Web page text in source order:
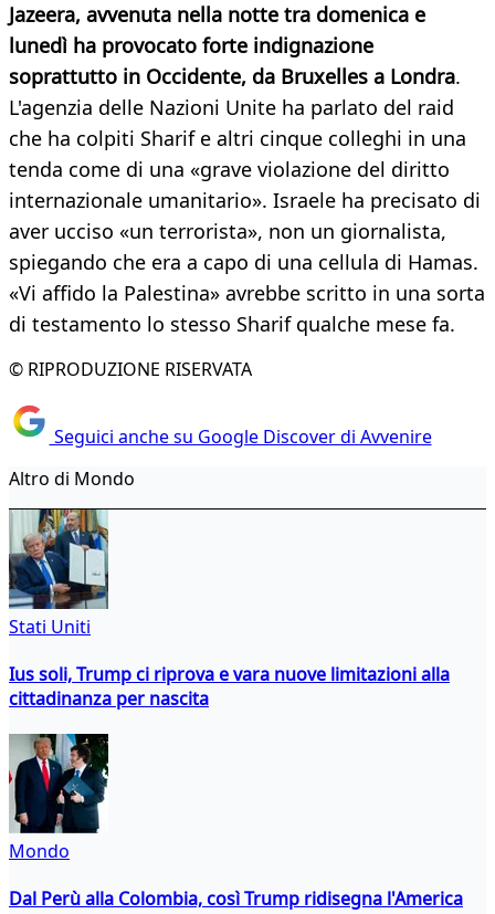
Jazeera, avvenuta nella notte tra domenica e
lunedì ha provocato forte indignazione
soprattutto in Occidente, da Bruxelles a Londra.
L'agenzia delle Nazioni Unite ha parlato del raid
che ha colpiti Sharif e altri cinque colleghi in una
tenda come di una «grave violazione del diritto
internazionale umanitario». Israele ha precisato di
aver ucciso «un terrorista», non un giornalista,
spiegando che era a capo di una cellula di Hamas.
«Vi affido la Palestina» avrebbe scritto in una sorta
di testamento lo stesso Sharif qualche mese fa.
© RIPRODUZIONE RISERVATA
Seguici anche su Google Discover di Avvenire
Altro di Mondo
Stati Uniti
Ius soli, Trump ci riprova e vara nuove limitazioni alla
cittadinanza per nascita
Mondo
Dal Perù alla Colombia, così Trump ridisegna l'America